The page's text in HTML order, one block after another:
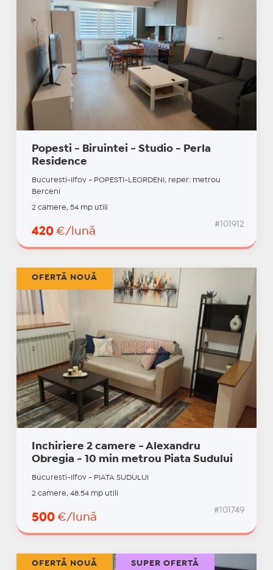
Popesti - Biruintei - Studio - Perla
Residence
Bucuresti-Ilfov - POPESTI-LEORDENI, reper: metrou
Berceni
2 camere, 54 mp utili
420 €/lună
#101912
Inchiriere 2 camere - Alexandru
Obregia - 10 min metrou Piata Sudului
Bucuresti-Ilfov - PIATA SUDULUI
2 camere, 48.54 mp utili
500 €/lună
#101749
OFERTĂ NOUĂ
OFERTĂ NOUĂ SUPER OFERTĂ